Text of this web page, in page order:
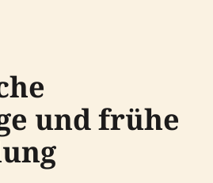
und frühe